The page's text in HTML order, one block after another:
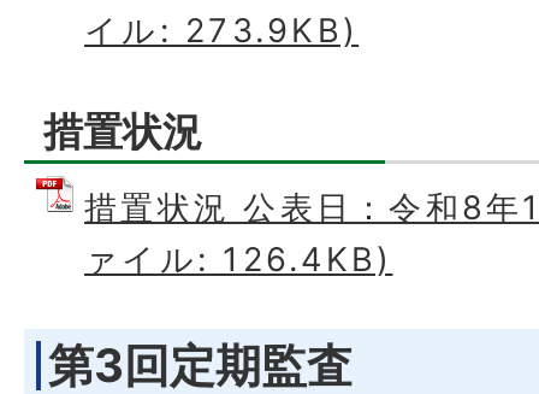
イル: 273.9KB)
措置状況
措置状況 公表日：令和8
ァイル: 126.4KB)
第3回定期監査